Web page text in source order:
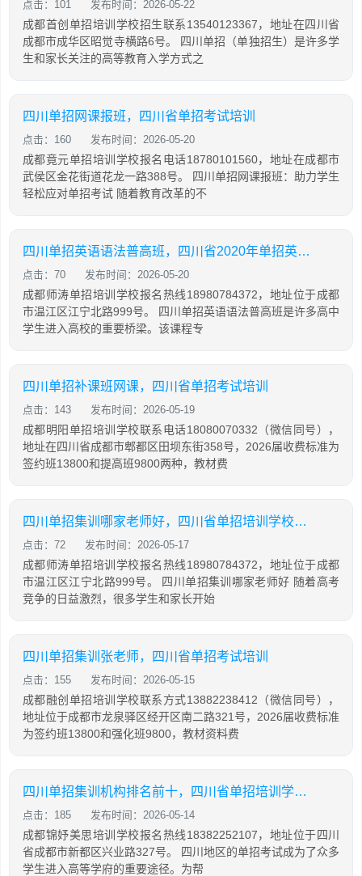
点击：101 发布时间：2026-05-22
成都首创单招培训学校招生联系13540123367，地址在四川省
成都市成华区昭觉寺横路6号。 四川单招（单独招生）是许多学
生和家长关注的高等教育入学方式之
四川单招网课报班，四川省单招考试培训
点击：160 发布时间：2026-05-20
成都竟元单招培训学校报名电话18780101560，地址在成都市
武侯区金花街道花龙一路388号。 四川单招网课报班：助力学生
轻松应对单招考试 随着教育改革的不
四川单招英语语法普高班，四川省2020年单招英语普高试题及答案
点击：70 发布时间：2026-05-20
成都师涛单招培训学校报名热线18980784372，地址位于成都
市温江区江宁北路999号。 四川单招英语语法普高班是许多高中
学生进入高校的重要桥梁。该课程专
四川单招补课班网课，四川省单招考试培训
点击：143 发布时间：2026-05-19
成都明阳单招培训学校联系电话18080070332（微信同号），
地址在四川省成都市郫都区田坝东街358号，2026届收费标准为
签约班13800和提高班9800两种，教材费
四川单招集训哪家老师好，四川省单招培训学校排名
点击：72 发布时间：2026-05-17
成都师涛单招培训学校报名热线18980784372，地址位于成都
市温江区江宁北路999号。 四川单招集训哪家老师好 随着高考
竞争的日益激烈，很多学生和家长开始
四川单招集训张老师，四川省单招考试培训
点击：155 发布时间：2026-05-15
成都融创单招培训学校联系方式13882238412（微信同号），
地址位于成都市龙泉驿区经开区南二路321号，2026届收费标准
为签约班13800和强化班9800，教材资料费
四川单招集训机构排名前十，四川省单招培训学校排名
点击：185 发布时间：2026-05-14
成都锦妤美思培训学校报名热线18382252107，地址位于四川
省成都市新都区兴业路327号。 四川地区的单招考试成为了众多
学生进入高等学府的重要途径。为帮